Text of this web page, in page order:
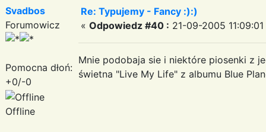
Svadbos
Forumowicz
Pomocna dłoń:
+0/-0
Offline
Re: Typujemy - Fancy :):)
« Odpowiedz #40 : 21-09-2005 11:09:01
Mnie podobaja sie i niektóre piosenki z
świetna "Live My Life" z albumu Blue